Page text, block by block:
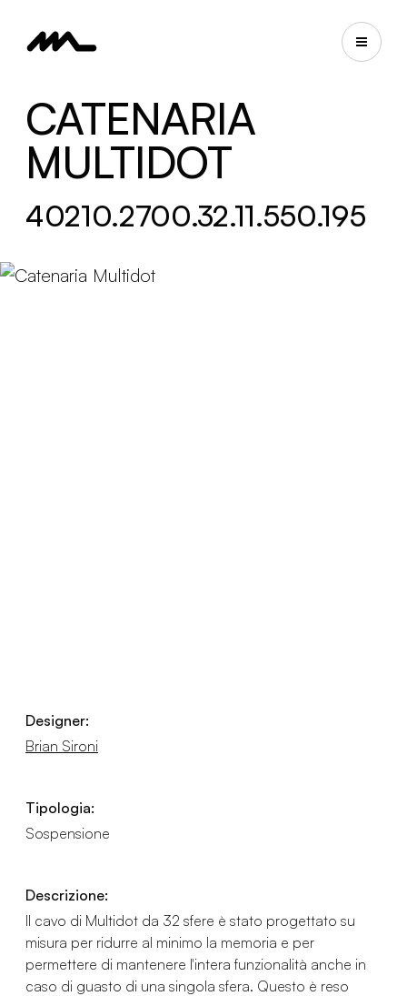
CATENARIA
MULTIDOT
40210.2700.32.11.550.195
Designer:
Brian Sironi
Tipologia:
Sospensione
Descrizione:
Il cavo di Multidot da 32 sfere è stato progettato su
misura per ridurre al minimo la memoria e per
permettere di mantenere l'intera funzionalità anche in
caso di guasto di una singola sfera. Questo è reso